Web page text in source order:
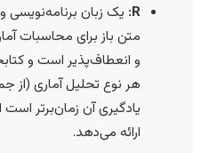
یک زبان برنامه‌نویسی و
متن باز برای محاسبات آماری
و انعطاف‌پذیر است و
هر نوع تحلیل آماری (از جمله
یادگیری آن زمان‌برتر است اما
ارائه می‌دهد.